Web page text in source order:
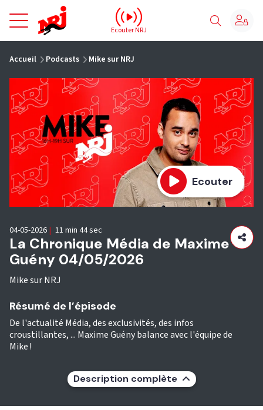
NRJ - Accueil
Ecouter NRJ
Accueil Podcasts Mike sur NRJ
Ecouter
La Chronique Média de Maxime
Guény 04/05/2026
Mike sur NRJ
04-05-2026 | 11 min 44 sec
Résumé de l’épisode
De l'actualité Média, des exclusivités, des infos
croustillantes, ... Maxime Guény balance avec l'équipe de
Mike !
Description complète